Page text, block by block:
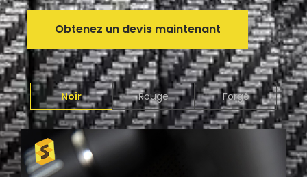
Obtenez un devis maintenant
Noir Rouge Forgé